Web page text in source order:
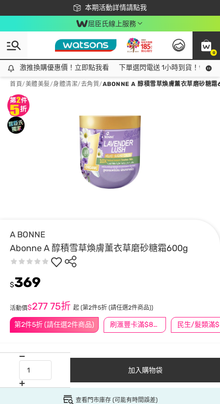
本期活動詳情請點我
下載app最高回饋$350
屈臣氏線上服務
0
激推換購優惠價！立即點我看
激推換購優惠價！立即點我看 下單選閃電送 1小時到貨！領神
首頁/美體美髮/身體清潔/去角質/ABONNE A 醇積雪草煥膚薰衣草磨砂糖
A BONNE
Abonne A 醇積雪草煥膚薰衣草磨砂糖霜600g
第2件5折 (請任選2件商品) 刷滙豐卡滿$888送3萬點
$369
活動價$277 75折 起 (第2件5折 (請任選2件商品))
加入購物袋
查看門市庫存 (可能有時間誤差)